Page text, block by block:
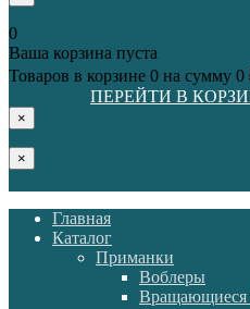
0
Ваша корзина пуста
Товаров в корзине 0 на сумму 0
ПЕРЕЙТИ В
×
×
Главная
Каталог
Приманки
Воблеры
Вращающиеся